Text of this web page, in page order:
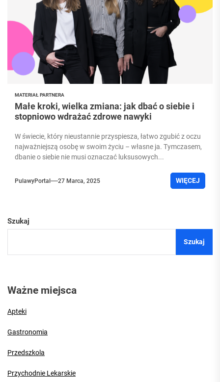
MATERIAŁ PARTNERA
Małe kroki, wielka zmiana: jak dbać o siebie i
stopniowo wdrażać zdrowe nawyki
W świecie, który nieustannie przyspiesza, łatwo zgubić z oczu
najważniejszą osobę w swoim życiu – własne ja. Tymczasem,
dbanie o siebie nie musi oznaczać luksusowych...
PulawyPortal 27 Marca, 2025 WIĘCEJ
Szukaj
Szukaj
Ważne miejsca
Apteki
Gastronomia
Przedszkola
Przychodnie Lekarskie